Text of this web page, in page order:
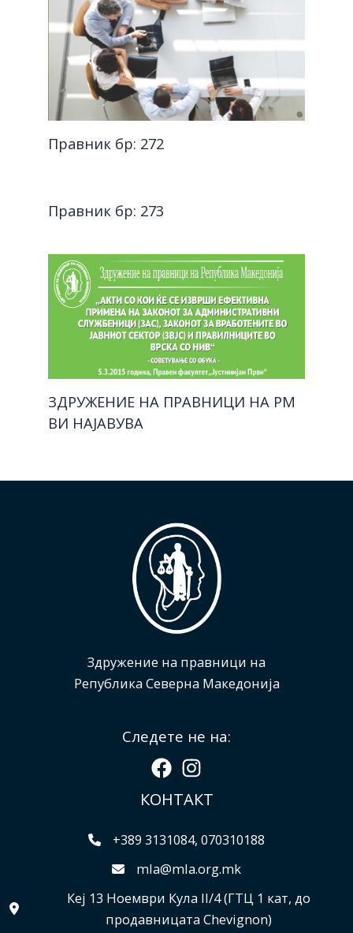
Правник бр: 272
Правник бр: 273
ЗДРУЖЕНИЕ НА ПРАВНИЦИ НА РМ
ВИ НАЈАВУВА
Здружение на правници на
Република Северна Македонија
Следете не на:
КОНТАКТ
+389 3131084, 070310188
mla@mla.org.mk
Кеј 13 Ноември Кула II/4 (ГТЦ 1 кат, до
продавницата Chevignon)